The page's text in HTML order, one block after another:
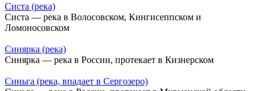
Систа (река)
Систа — река в Волосовском, Кингисеппском и
Ломоносовском
Синярка (река)
Синярка — река в России, протекает в Кизнерском
Синьга (река, впадает в Сергозеро)